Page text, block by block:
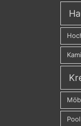
Pool